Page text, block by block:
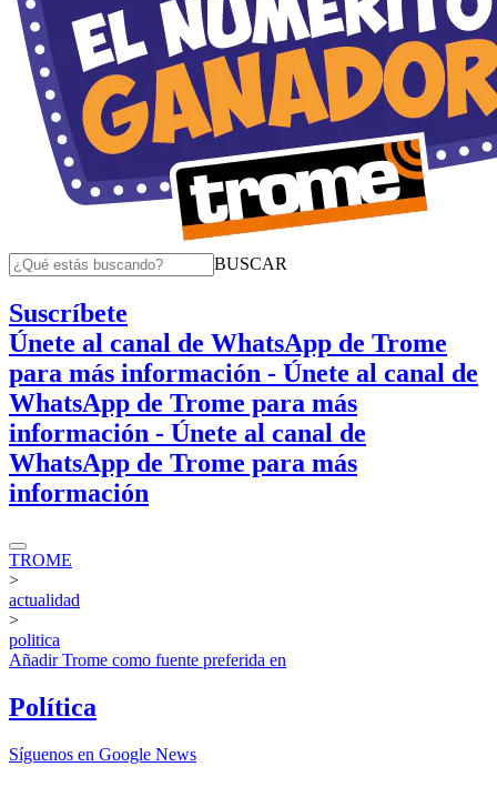
BUSCAR
Suscríbete
Únete al canal de WhatsApp de Trome
para más información - Únete al canal de
WhatsApp de Trome para más
información - Únete al canal de
WhatsApp de Trome para más
información
TROME
>
actualidad
>
politica
AñadirTrome como fuente preferida en
Política
Síguenos en Google News